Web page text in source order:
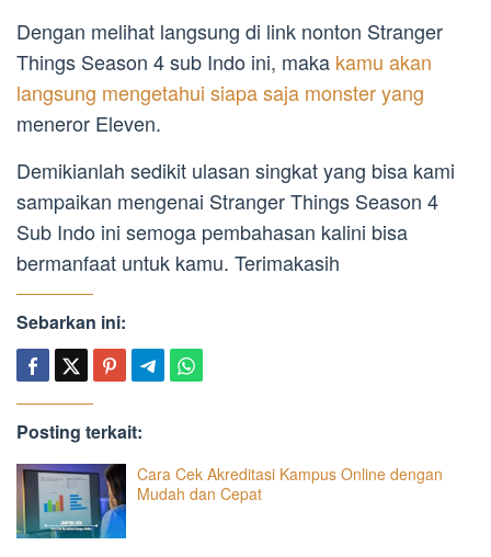
Dengan melihat langsung di link nonton Stranger
Things Season 4 sub Indo ini, maka kamu akan
langsung mengetahui siapa saja monster yang
meneror Eleven.
Demikianlah sedikit ulasan singkat yang bisa kami
sampaikan mengenai Stranger Things Season 4
Sub Indo ini semoga pembahasan kalini bisa
bermanfaat untuk kamu. Terimakasih
Sebarkan ini:
Posting terkait:
Cara Cek Akreditasi Kampus Online dengan
Mudah dan Cepat